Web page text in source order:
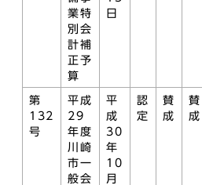
業特
別会
計補
正予
算
日
第
132
号
平成
29
年度
川崎
市一
般会
平
成
30
年
10
月
認
定
賛
成
賛
成